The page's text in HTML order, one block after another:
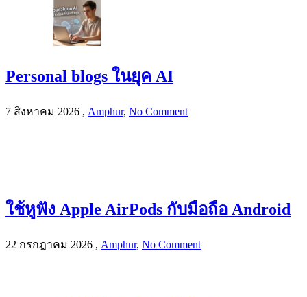
Personal blogs ในยุค AI
7 สิงหาคม 2026 , Amphur, No Comment
ใช้หูฟัง Apple AirPods กับมือถือ Android
22 กรกฎาคม 2026 , Amphur, No Comment